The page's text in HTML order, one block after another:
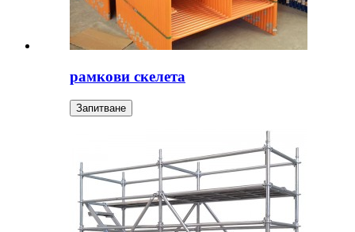
рамкови скелета
Запитване